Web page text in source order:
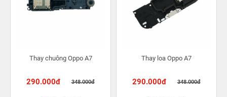
Thay chuông Oppo A7
290.000đ 348.000đ
Thay loa Oppo A7
290.000đ 348.000đ